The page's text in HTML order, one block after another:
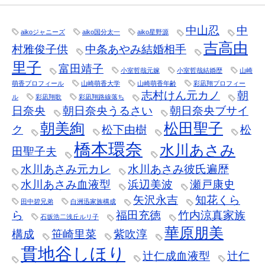
aikoジャニーズ aiko国分太一 aiko星野源 中山忍
中
村雅俊子供
中条あやみ結婚相手
吉高由
里子
富田靖子 小室哲哉元嫁 小室哲哉結婚歴
山崎
萌香プロフィール
山崎萌香大学 山崎萌香年齢
彩凪翔プロフィー
ル
彩凪翔歌 彩凪翔路線落ち 志村けん元カノ
朝
日奈央
朝日奈央うるさい
朝日奈央ブサイ
ク
朝美絢 松下由樹 松田聖子
松
田聖子夫
橋本環奈 水川あさみ
水川あさみ元カレ
水川あさみ彼氏遍歴
水川あさみ血液型
浜辺美波 瀬戸康史
田中碧兄弟 白洲迅家族構成 矢沢永吉
知花くら
ら
石坂浩二浅丘ルリ子 福田充徳
竹内涼真家族
構成
笹崎里菜 紫吹淳 華原朋美
貫地谷しほり 辻仁成血液型
辻仁